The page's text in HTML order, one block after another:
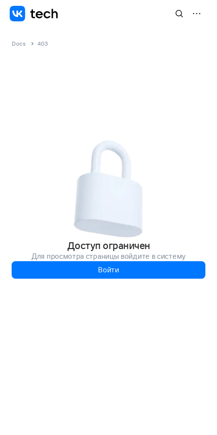
Docs 403
Доступ ограничен
Для просмотра страницы войдите в систему
Войти